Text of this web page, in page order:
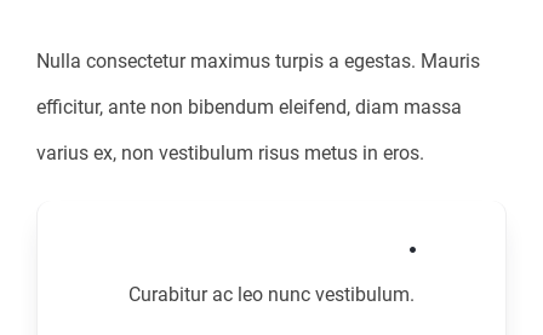
Nulla consectetur maximus turpis a egestas. Mauris
efficitur, ante non bibendum eleifend, diam massa
varius ex, non vestibulum risus metus in eros.
.
Curabitur ac leo nunc vestibulum.